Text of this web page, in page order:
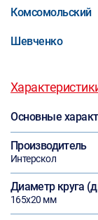
Комсомольский
Шевченко
Основные
Производитель
Интерскол
Диаметр круга
165х20 мм